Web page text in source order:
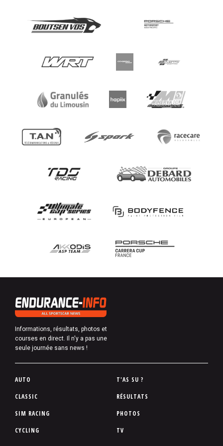
Informations, résultats, photos et
courses en direct. Il n'y a pas une
seule journée sans news !
P
d
d
AUTO
CLASSIC
SIM RACING
CYCLING
T'AS SU ?
RÉSULTATS
PHOTOS
TV